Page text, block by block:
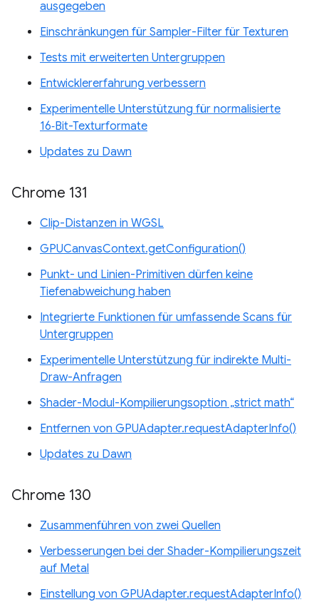
ausgegeben
Einschränkungen für Sampler-Filter für Texturen
Tests mit erweiterten Untergruppen
Entwicklererfahrung verbessern
Experimentelle Unterstützung für normalisierte
16‑Bit-Texturformate
Updates zu Dawn
Chrome 131
Clip-Distanzen in WGSL
GPUCanvasContext.getConfiguration()
Punkt- und Linien-Primitiven dürfen keine
Tiefenabweichung haben
Integrierte Funktionen für umfassende Scans für
Untergruppen
Experimentelle Unterstützung für indirekte Multi-
Draw-Anfragen
Shader-Modul-Kompilierungsoption „strict math“
Entfernen von GPUAdapter.requestAdapterInfo()
Updates zu Dawn
Chrome 130
Zusammenführen von zwei Quellen
Verbesserungen bei der Shader-Kompilierungszeit
auf Metal
Einstellung von GPUAdapter.requestAdapterInfo()